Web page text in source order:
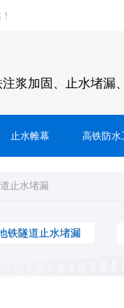
浆加固、止水堵漏
止水帷幕 高铁防水
止水堵漏
铁隧道止水堵漏
铁隧道止水堵漏